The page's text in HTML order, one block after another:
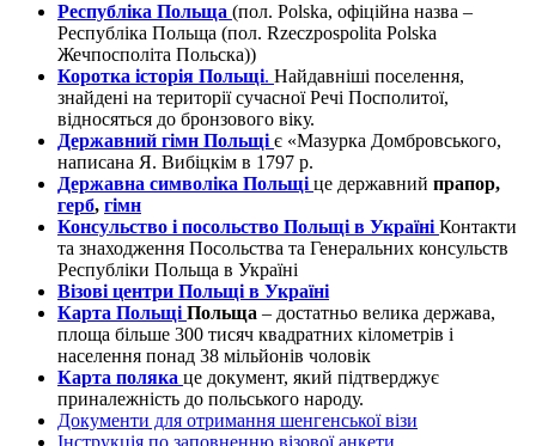
Республіка Польща (пол. Polska, офіційна назва –
Республіка Польща (пол. Rzeczpospolita Polska
Жечпосполіта Польска))
Коротка історія Польщі. Найдавніші поселення,
знайдені на території сучасної Речі Посполитої,
відносяться до бронзового віку.
Державний гімн Польщі є «Мазурка Домбровського,
написана Я. Вибіцкім в 1797 р.
Державна символіка Польщі це державний прапор,
герб, гімн
Консульство і посольство Польщі в Україні Контакти
та знаходження Посольства та Генеральних консульств
Республіки Польща в Україні
Візові центри Польщі в Україні
Карта Польщі Польща – достатньо велика держава,
площа більше 300 тисяч квадратних кілометрів і
населення понад 38 мільйонів чоловік
Карта поляка це документ, який підтверджує
приналежність до польського народу.
Документи для отримання шенгенської візи